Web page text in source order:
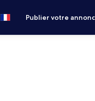
Publier votre